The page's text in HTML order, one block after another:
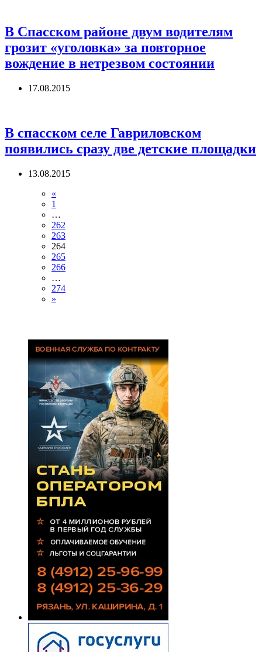
В Спасском районе двум водителям
грозит «уголовка» за повторное
вождение в нетрезвом состоянии
17.08.2015
В спасском селе Гавриловском
появились сразу две детские площадки
13.08.2015
«
1
…
262
263
264
265
266
…
274
»